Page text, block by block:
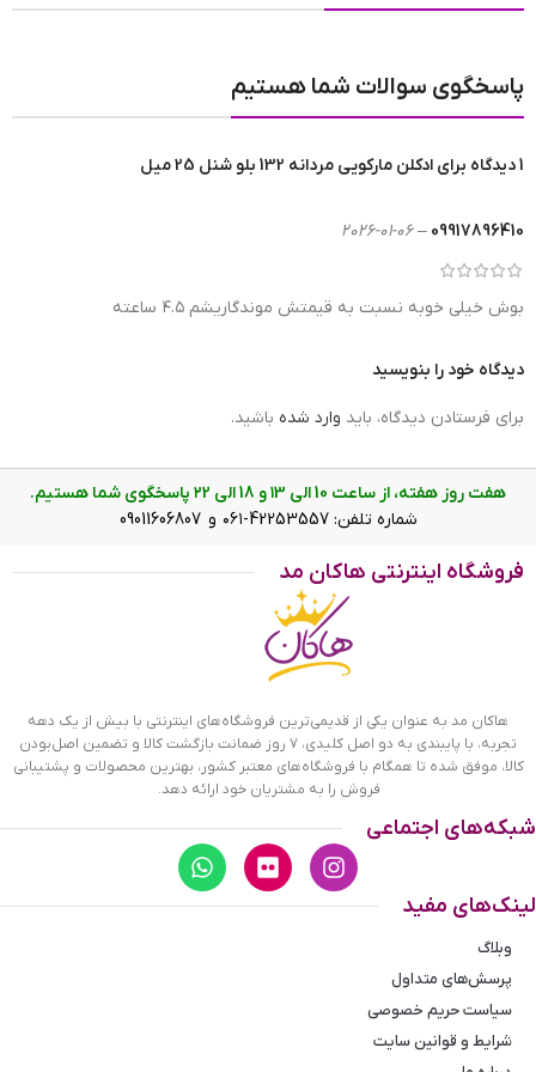
ابعاد ادکلن مارکویی مردانه 132 بلو شنل 25 میل
ادکلن 25 میل مارکویی کد 132 مشابه
ادکلن اورجینال بلو د شنل
Chanel است. از نظر نزدیکی به رایحه تا حدود 70 الی 80 درصد به
ادکلن اصلی نزدیک است و در مواردی حتی بیش از همتای اورجینال
خود محبوبیت پیدا کرده است. اگر بخواهید قیمت هر دو ادکلن را
مقایسه کنید، خواهید دید کهقیمت ادکلن شرکتی، به نسبت
کیفیت آن بسیار مناسب است. ادکلن اصل دارای سه نت ابتدایی،
میانی و پایه است که پیچیدگی خاصی ایجاد می‌کند، به طوری که
وقتی عطر را استشمام می‌کنید بعد از کمی تمرکز گروههای بویایی
خط بو، روشن و سر راست و بیشتر شامل نت پایه می‌شود. ادکلن
مارکویی مینیاتوری یکی از باکیفیت ترین عطرهای مینی سایز
پاسخگوی سوالات شما هستیم
1 دیدگاه برای ادکلن مارکویی مردانه 132 بلو شنل 25 میل
09917896410
–
2026-01-06
بوش خیلی خوبه نسبت به قیمتش موندگاریشم ۴.۵ ساعته
دیدگاه خود را بنویسید
برای فرستادن دیدگاه، باید وارد شده باشید.
هفت روز هفته، از ساعت 10 الی ۱3 و 18 الی ۲2 پاسخگوی شما هستیم.
شماره تلفن: 42253557-۰۶۱ و 09011606807
فروشگاه اینترنتی هاکان مد
هاکان مد به عنوان یکی از قدیمی‌ترین فروشگاه‌های اینترنتی با بیش از یک دهه
تجربه، با پایبندی به دو اصل کلیدی، ۷ روز ضمانت بازگشت کالا و تضمین اصل‌بودن
کالا، موفق شده تا همگام با فروشگاه‌های معتبر کشور، بهترین محصولات و پشتیبانی
فروش را به مشتریان خود ارائه دهد.
شبکه‌های اجتماعی
لینک‌های مفید
وبلاگ
پرسش‌های متداول
سیاست حریم خصوصی
شرایط و قوانین سایت